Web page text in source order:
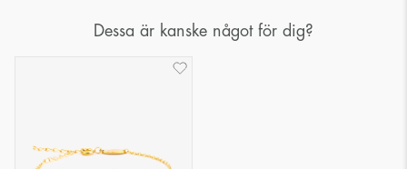
Dessa är kanske något för dig?